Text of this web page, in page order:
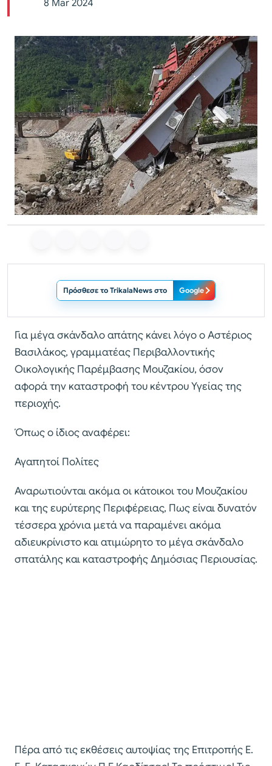
8 Mar 2024
Πρόσθεσε το TrikalaNews στο Google
Για μέγα σκάνδαλο απάτης κάνει λόγο ο Αστέριος
Βασιλάκος, γραμματέας Περιβαλλοντικής
Οικολογικής Παρέμβασης Μουζακίου, όσον
αφορά την καταστροφή του κέντρου Υγείας της
περιοχής.
Όπως ο ίδιος αναφέρει:
Αγαπητοί Πολίτες
Αναρωτιούνται ακόμα οι κάτοικοι του Μουζακίου
και της ευρύτερης Περιφέρειας, Πως είναι δυνατόν
τέσσερα χρόνια μετά να παραμένει ακόμα
αδιευκρίνιστο και ατιμώρητο το μέγα σκάνδαλο
σπατάλης και καταστροφής Δημόσιας Περιουσίας.
Πέρα από τις εκθέσεις αυτοψίας της Επιτροπής Ε.